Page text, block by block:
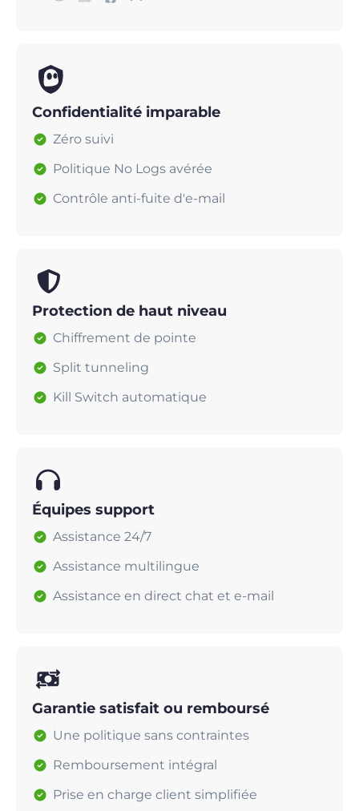
Confidentialité imparable
Zéro suivi
Politique No Logs avérée
Contrôle anti-fuite d'e-mail
Protection de haut niveau
Chiffrement de pointe
Split tunneling
Kill Switch automatique
Équipes support
Assistance 24/7
Assistance multilingue
Assistance en direct chat et e-mail
Garantie satisfait ou remboursé
Une politique sans contraintes
Remboursement intégral
Prise en charge client simplifiée